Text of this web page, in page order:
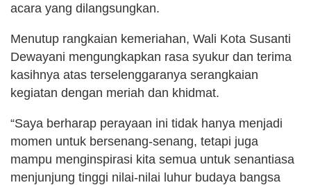
acara yang dilangsungkan.
Menutup rangkaian kemeriahan, Wali Kota Susanti
Dewayani mengungkapkan rasa syukur dan terima
kasihnya atas terselenggaranya serangkaian
kegiatan dengan meriah dan khidmat.
“Saya berharap perayaan ini tidak hanya menjadi
momen untuk bersenang-senang, tetapi juga
mampu menginspirasi kita semua untuk senantiasa
menjunjung tinggi nilai-nilai luhur budaya bangsa